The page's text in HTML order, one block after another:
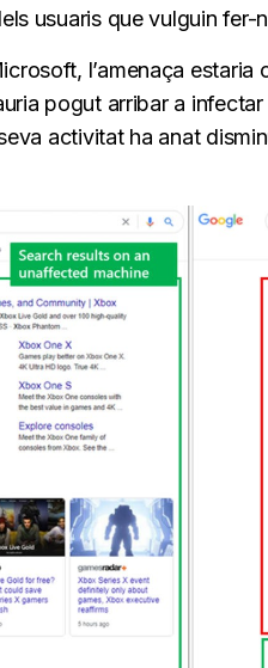
usuaris que vulguin fer-
l’amenaça estaria
pogut arribar a
activitat ha anat